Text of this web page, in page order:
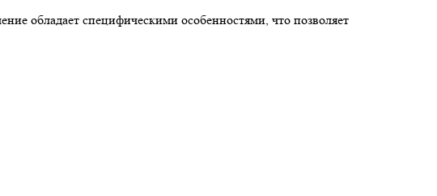
обладает специфическими особенностями, что позволяет